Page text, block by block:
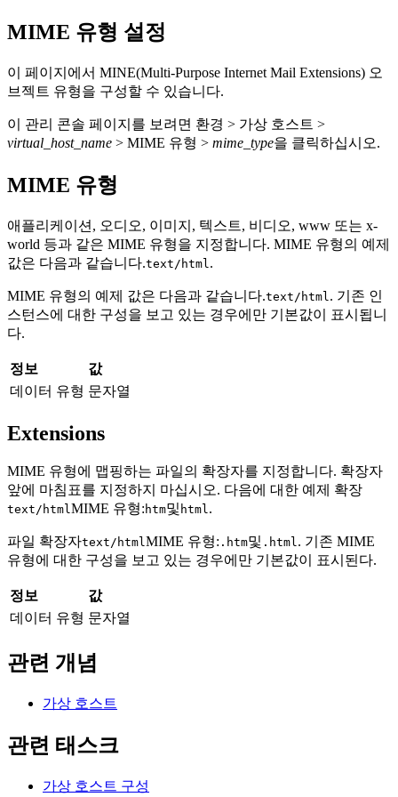
MIME 유형 설정
이 페이지에서 MINE(Multi-Purpose Internet Mail Extensions) 오
브젝트 유형을 구성할 수 있습니다.
이 관리 콘솔 페이지를 보려면 환경 > 가상 호스트 >
virtual_host_name > MIME 유형 > mime_type을 클릭하십시오.
MIME 유형
애플리케이션, 오디오, 이미지, 텍스트, 비디오, www 또는 x-
world 등과 같은 MIME 유형을 지정합니다. MIME 유형의 예제
값은 다음과 같습니다.text/html .
MIME 유형의 예제 값은 다음과 같습니다.text/html . 기존 인
스턴스에 대한 구성을 보고 있는 경우에만 기본값이 표시됩니
다.
정보
값
데이터 유형 문자열
Extensions
MIME 유형에 맵핑하는 파일의 확장자를 지정합니다. 확장자
앞에 마침표를 지정하지 마십시오. 다음에 대한 예제 확장
text/htmlMIME 유형: htm및 html.
파일 확장자text/htmlMIME 유형: .htm및 .html. 기존 MIME
유형에 대한 구성을 보고 있는 경우에만 기본값이 표시된다.
정보
값
데이터 유형 문자열
관련 개념
가상 호스트
관련 태스크
가상 호스트 구성